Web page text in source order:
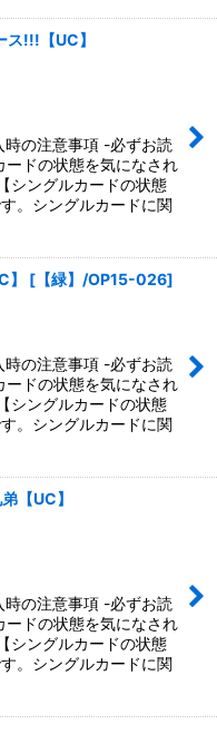
ス!!!【UC】
時の注意事項 -必ずお読
ドの状態を気になされ
シングルカードの状態
。シングルカードに関
[ 【緑】/OP15-026]
時の注意事項 -必ずお読
ドの状態を気になされ
シングルカードの状態
。シングルカードに関
【UC】
時の注意事項 -必ずお読
ドの状態を気になされ
シングルカードの状態
。シングルカードに関